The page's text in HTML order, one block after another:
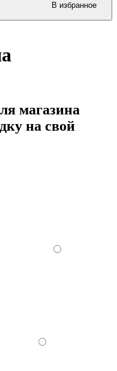
В избранное
магазина
на свой